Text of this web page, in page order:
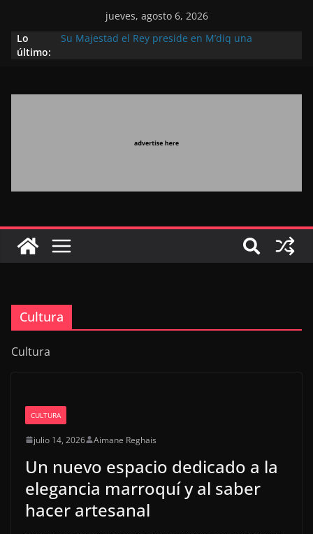
jueves, agosto 6, 2026
Lo
último:
Su Majestad el Rey preside en M’diq una
llegada masiva de marroquíes residentes en el
Marruecos gracias a una visión estratégica
destinada a consolidar la posición de Marruecos
El Discurso Real, un mensaje portador de
esperanza y confianza en el futuro (académico
español)
Cultura
Cultura
CULTURA
julio 14, 2026 Aimane Reghais
Un nuevo espacio dedicado a la
elegancia marroquí y al saber
hacer artesanal